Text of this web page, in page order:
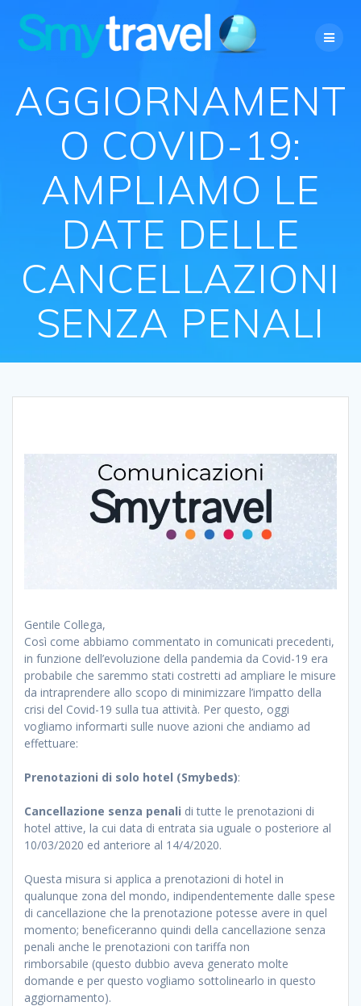
al
contenuto
AGGIORNAMENT
O COVID-19:
AMPLIAMO LE
DATE DELLE
CANCELLAZIONI
SENZA PENALI
Gentile Collega,
Così come abbiamo commentato in comunicati precedenti,
in funzione dell’evoluzione della pandemia da Covid-19 era
probabile che saremmo stati costretti ad ampliare le misure
da intraprendere allo scopo di minimizzare l’impatto della
crisi del Covid-19 sulla tua attività. Per questo, oggi
vogliamo informarti sulle nuove azioni che andiamo ad
effettuare:
Prenotazioni di solo hotel (Smybeds):
Cancellazione senza penali di tutte le prenotazioni di
hotel attive, la cui data di entrata sia uguale o posteriore al
10/03/2020 ed anteriore al 14/4/2020.
Questa misura si applica a prenotazioni di hotel in
qualunque zona del mondo, indipendentemente dalle spese
di cancellazione che la prenotazione potesse avere in quel
momento; beneficeranno quindi della cancellazione senza
penali anche le prenotazioni con tariffa non
rimborsabile (questo dubbio aveva generato molte
domande e per questo vogliamo sottolinearlo in questo
aggiornamento).